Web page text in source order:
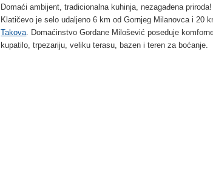
Domaći ambijent, tradicionalna kuhinja, nezagađena priroda!
Klatičevo je selo udaljeno 6 km od Gornjeg Milanovca i 20
Takova. Domaćinstvo Gordane Milošević poseduje
kupatilo, trpezariju, veliku terasu, bazen i teren za boćanje.